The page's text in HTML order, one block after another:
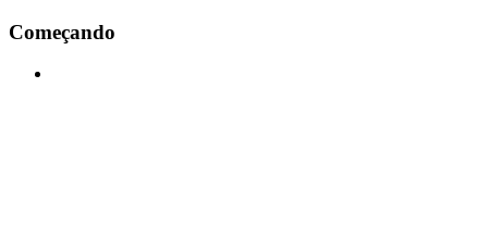
Começando